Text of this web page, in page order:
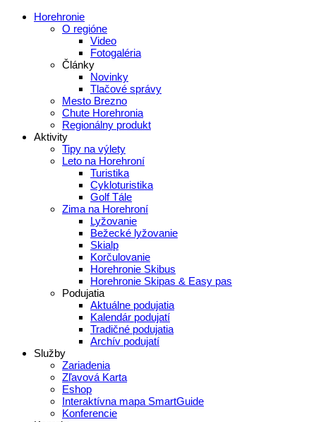
Horehronie
O regióne
Video
Fotogaléria
Články
Novinky
Tlačové správy
Mesto Brezno
Chute Horehronia
Regionálny produkt
Aktivity
Tipy na výlety
Leto na Horehroní
Turistika
Cykloturistika
Golf Tále
Zima na Horehroní
Lyžovanie
Bežecké lyžovanie
Skialp
Korčulovanie
Horehronie Skibus
Horehronie Skipas & Easy pas
Podujatia
Aktuálne podujatia
Kalendár podujatí
Tradičné podujatia
Archív podujatí
Služby
Zariadenia
Zľavová Karta
Eshop
Interaktívna mapa SmartGuide
Konferencie